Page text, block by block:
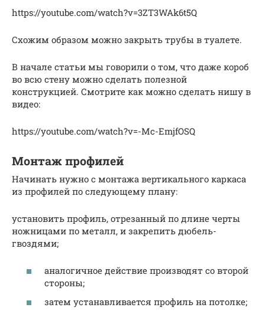
https://youtube.com/watch?v=3ZT3WAk6t5Q
Схожим образом можно закрыть трубы в туалете.
В начале статьи мы говорили о том, что даже короб
во всю стену можно сделать полезной
конструкцией. Смотрите как можно сделать нишу в
видео:
https://youtube.com/watch?v=-Mc-EmjfOSQ
Монтаж профилей
Начинать нужно с монтажа вертикального каркаса
из профилей по следующему плану:
установить профиль, отрезанный по длине черты
ножницами по металл, и закрепить дюбель-
гвоздями;
аналогичное действие производят со второй
стороны;
затем устанавливается профиль на потолке;